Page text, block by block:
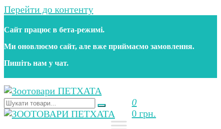
Перейти до контенту
Сайт працює в бета‑режимі.
Ми оновлюємо сайт, але вже приймаємо замовлення.
Пишіть нам у чат.
Зоотовари ПЕТХАТА
Зоомагазин для собак та котів | Корм, іграшки,
аксесуари та догляд за тваринами. Доставка по
0
0 грн.